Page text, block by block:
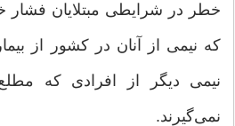
خطر در شرایطی مبتلایان فشار
که نیمی از آنان در کشور از
نیمی دیگر از افرادی که
نمی‌گیرند.